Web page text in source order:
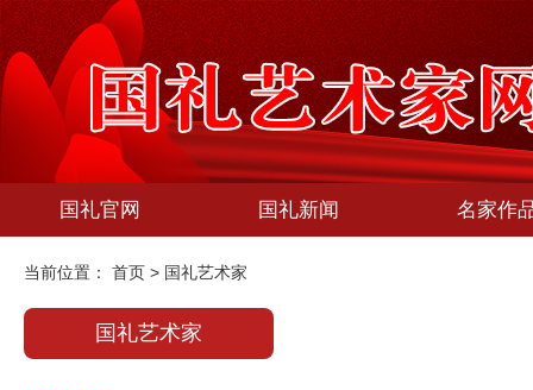
国礼官网 国礼新闻 名家作
当前位置： 首页 > 国礼艺术家
国礼艺术家